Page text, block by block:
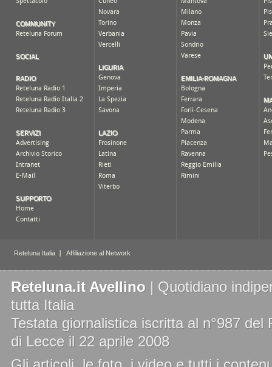
Reteluna.it Avellino | Quotidiano
tutta Italia
Testata giornalistica iscritta al n°987
di Lecce il 22 aprile 2008